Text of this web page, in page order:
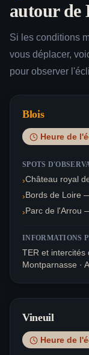
autour de
Si les conditions
vous déplacer,
pour observer
Blois
Heure de
SPOTS
›Château royal
›Bords de Loire
›Parc de l'Arrou
INFORMATIONS
TER et intercités
Montparnasse ·
Vineuil
Heure de